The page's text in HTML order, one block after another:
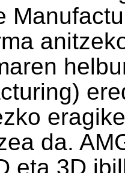
da.
eta 3D